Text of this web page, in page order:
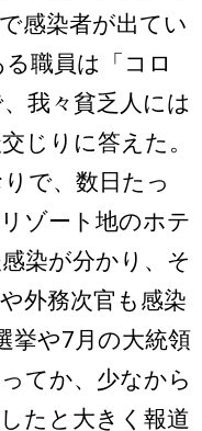
感染者が出てい
職員は「コロ
我々貧乏人には
じりに答えた。
で、数日たっ
ゾート地のホテ
染が分かり、そ
外務次官も感染
挙や7月の大統領
てか、少なから
たと大きく報道